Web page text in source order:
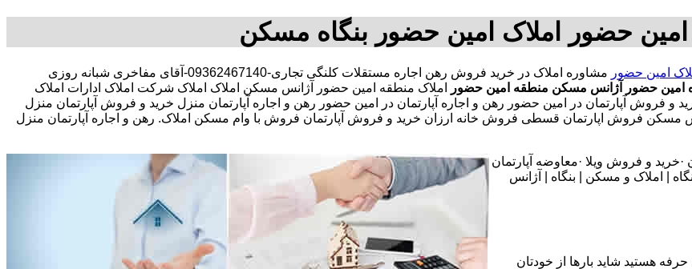
حضور املاک امین حضور بنگاه مسکن
امین حضور
مشاوره املاک در خرید فروش رهن اجاره مستقلات کلنگی تجاری-09362467140-آقای مفاخری شبانه روزی
امین حضور آژانس مسکن منطقه امین حضور
املاک منطقه امین حضور آژانس مسکن املاک املاک شرکت املاک ادارات املاک
و فروش آپارتمان در امین حضور رهن و اجاره آپارتمان در امین حضور رهن و اجاره آپارتمان منزل خرید و فروش آپارتمان منزل
فروش اپارتمان قسطی فروش خانه ارزان خرید و فروش آپارتمان فروش با وام مسکن املاک. رهن و اجاره آپارتمان منزل
و فروش ویلا ·معاوضه آپارتمان
| املاک و مسکن | بنگاه | آژانس
هستید شاید بارها از خودتان